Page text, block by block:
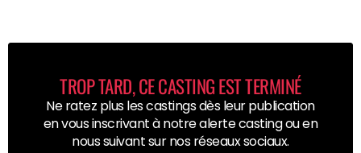
TROP TARD, CE CASTING EST TERMINÉ
Ne ratez plus les castings dès leur publication
en vous inscrivant à notre alerte casting ou en
nous suivant sur nos réseaux sociaux.